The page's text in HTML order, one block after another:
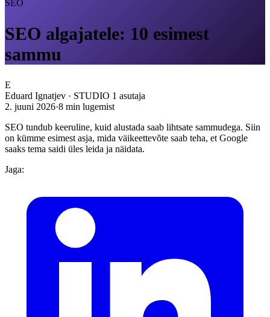
SEO
SEO algajatele: 10 esimest
sammu
E
Eduard Ignatjev · STUDIO 1 asutaja
2. juuni 2026·8 min lugemist
SEO tundub keeruline, kuid alustada saab lihtsate sammudega. Siin
on kümme esimest asja, mida väikeettevõte saab teha, et Google
saaks tema saidi üles leida ja näidata.
Jaga: